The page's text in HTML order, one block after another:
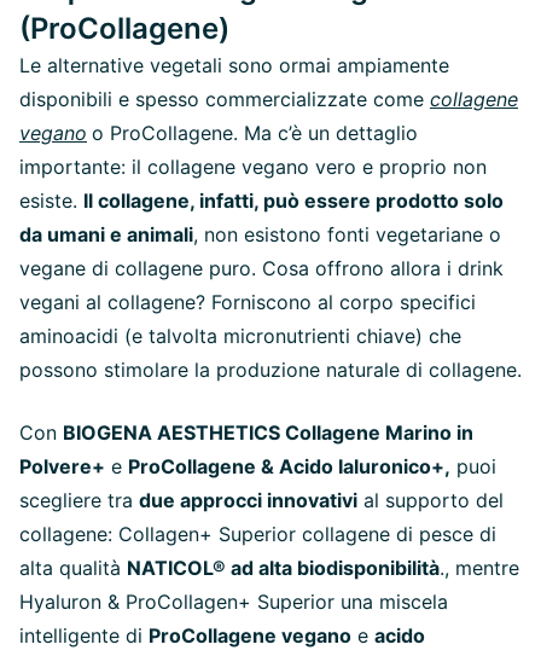
(ProCollagene)
Le alternative vegetali sono ormai ampiamente
disponibili e spesso commercializzate come collagene
vegano o ProCollagene. Ma c’è un dettaglio
importante: il collagene vegano vero e proprio non
esiste. Il collagene, infatti, può essere prodotto solo
da umani e animali, non esistono fonti vegetariane o
vegane di collagene puro. Cosa offrono allora i drink
vegani al collagene? Forniscono al corpo specifici
aminoacidi (e talvolta micronutrienti chiave) che
possono stimolare la produzione naturale di collagene.
Con BIOGENA AESTHETICS Collagene Marino in
Polvere+ e ProCollagene & Acido Ialuronico+, puoi
scegliere tra due approcci innovativi al supporto del
collagene: Collagen+ Superior collagene di pesce di
alta qualità NATICOL® ad alta biodisponibilità., mentre
Hyaluron & ProCollagen+ Superior una miscela
intelligente di ProCollagene vegano e acido